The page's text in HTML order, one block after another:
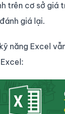
trên cơ sở giá
giá lại.
năng Excel